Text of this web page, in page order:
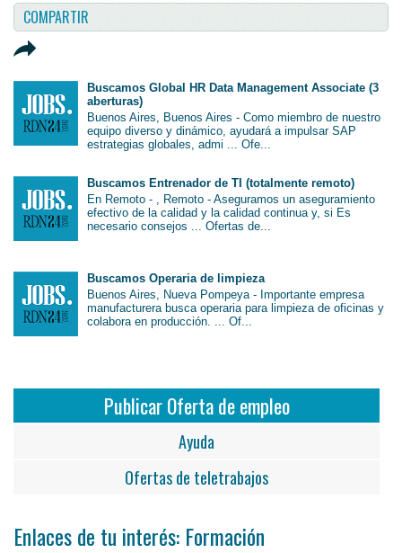
COMPARTIR
Buscamos Global HR Data Management Associate (3
aberturas)
Buenos Aires, Buenos Aires - Como miembro de nuestro
equipo diverso y dinámico, ayudará a impulsar SAP
estrategias globales, admi ... Ofe...
Buscamos Entrenador de TI (totalmente remoto)
En Remoto - , Remoto - Aseguramos un aseguramiento
efectivo de la calidad y la calidad continua y, si Es
necesario consejos ... Ofertas de...
Buscamos Operaria de limpieza
Buenos Aires, Nueva Pompeya - Importante empresa
manufacturera busca operaria para limpieza de oficinas y
colabora en producción. ... Of...
Publicar Oferta de empleo
Ayuda
Ofertas de teletrabajos
Enlaces de tu interés: Formación